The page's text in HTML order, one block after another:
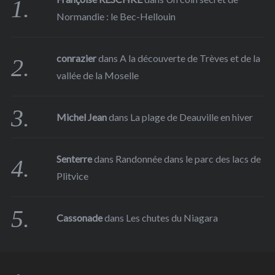
Normandie : le Bec-Hellouin
conrazierdans A la découverte de Trèves et de la
vallée de la Moselle
Michel Jeandans La plage de Deauville en hiver
Senterredans Randonnée dans le parc des lacs de
Plitvice
Cassonadedans Les chutes du Niagara